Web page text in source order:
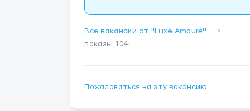
Все вакансии от "Luxe Amouré" ⟶
показы: 104
Пожаловаться на эту вакансию